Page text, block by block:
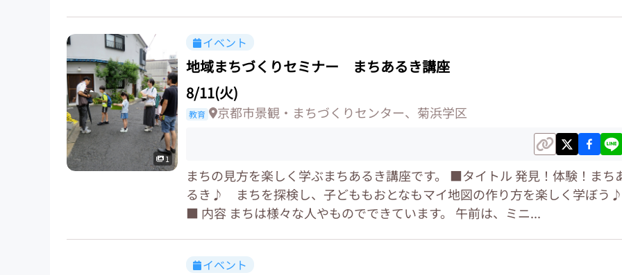
1
イベント
地域まちづくりセミナー まちあるき講座
8/11(火)
教育 京都市景観・まちづくりセンター、菊浜学区
まちの見方を楽しく学ぶまちあるき講座です。 ■タイトル 発見！体験！まち
るき♪ まちを探検し、子どももおとなもマイ地図の作り方を楽しく学ぼう♪
■ 内容 まちは様々な人やものでできています。 午前は、ミニ...
イベント